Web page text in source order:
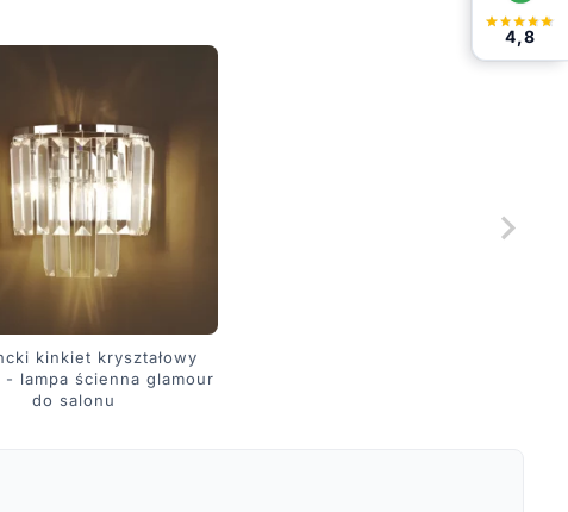
kinkiet kryształowy
- lampa ścienna glamour
do salonu
4,8